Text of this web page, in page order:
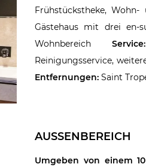
Frühstückstheke, Wohn-
Gästehaus mit drei en-
Wohnbereich Service:
Reinigungsservice,
Entfernungen: Saint
AUSSENBEREICH
Umgeben von einem